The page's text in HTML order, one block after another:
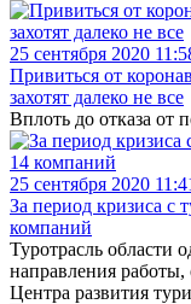
25 сентября 2020
Привиться от
захотят далеко не все
Вплоть до отказа от
25 сентября 2020
За период кризиса с
компаний
Туротрасль области
направления
Центра развития